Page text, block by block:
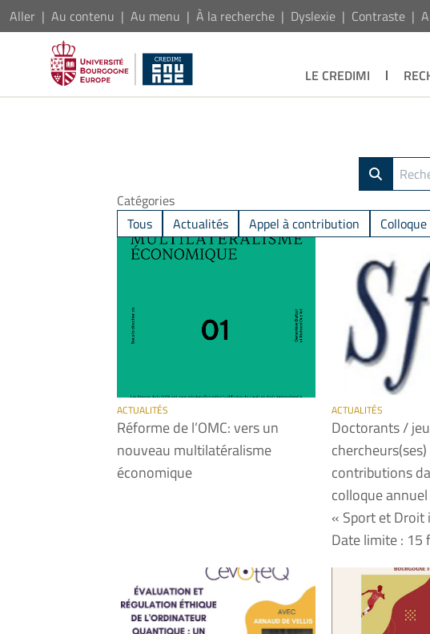
Aller Au contenu Au menu À la recherche Dyslexie Contraste
LE CREDIMI
Catégories
Tous
Actualités Appel à contribution Colloque
ACTUALITÉS
Réforme de l’OMC: vers un
nouveau multilatéralisme
économique
ACTUALITÉS
Doctorants /
contributions
colloque annuel
« Sport et
Date limite : 15